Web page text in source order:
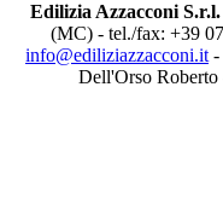
Edilizia Azzacconi S.r.l.
(MC) - tel./fax: +39
info@ediliziazzacconi.it -
Dell'Orso Roberto